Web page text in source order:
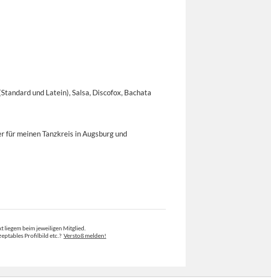
und Latein), Salsa, Discofox, Bachata
für meinen Tanzkreis in Augsburg und
liegem beim jeweiligen Mitglied.
Profilbild etc.? Verstoß melden!